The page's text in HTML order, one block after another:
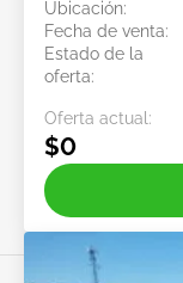
Ubicación:
Fecha de venta:
Estado de la
oferta:
Oferta actual:
$0